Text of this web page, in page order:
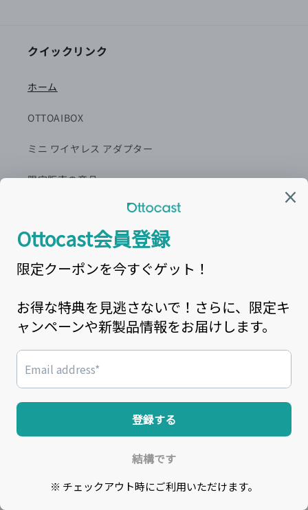
クイックリンク
ホーム
OTTOAIBOX
ミニ ワイヤレス アダプター
限定販売の商品
カーライフ アクセサリー
クラウドSIMカード
会社情報
お問い合わせ